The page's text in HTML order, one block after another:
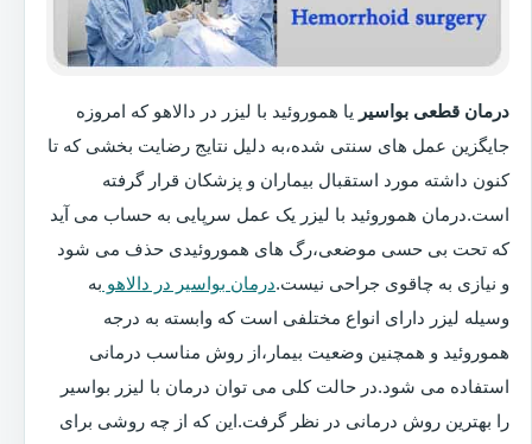
درمان قطعی بواسیر یا هموروئید با لیزر در دالاهو که امروزه
جایگزین عمل های سنتی شده،به دلیل نتایج رضایت بخشی که تا
کنون داشته مورد استقبال بیماران و پزشکان قرار گرفته
است.درمان هموروئید با لیزر یک عمل سرپایی به حساب می آید
که تحت بی حسی موضعی،رگ های هموروئیدی حذف می شود
و نیازی به چاقوی جراحی نیست.درمان بواسیر در دالاهو به
وسیله لیزر دارای انواع مختلفی است که وابسته به درجه
هموروئید و همچنین وضعیت بیمار،از روش مناسب درمانی
استفاده می شود.در حالت کلی می توان درمان با لیزر بواسیر
را بهترین روش درمانی در نظر گرفت.این که از چه روشی برای